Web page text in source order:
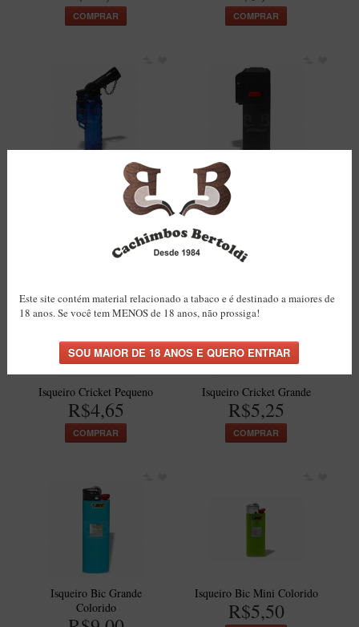
Maestro – Briar Italiano
Maestro Compacto – Briar Italiano
MONTE SEU KIT/INICIANTES
Blends Para Cachimbo
Limpadores para Cachimbo
COMPRAR COMPRAR
Isqueiro Maçarico Ferimte
Grande MA0397
R$37,50
Isqueiro Maçarico
R$28,50
Isqueiro Cricket Pequeno
R$4,65
COMPRAR
Isqueiro Cricket Grande
R$5,25
COMPRAR
Isqueiro Bic Grande
Colorido
Isqueiro Bic Mini Colorido
R$5,50
Este site contém material relacionado a tabaco e é destinado a maiores de
18 anos. Se você tem MENOS de 18 anos, não prossiga!